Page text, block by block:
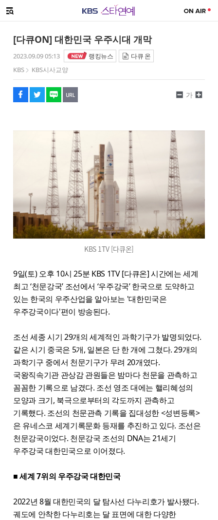
메뉴 열기
[다큐ON] 대한민국 우주시대 개막
2023.09.09 05:13 랭킹뉴스
다큐 온
KBS
KBS시사교양
페이스북
트위터
네이버
URL복사
글씨 작게보기
가
글씨 크게보기
KBS 1TV [다큐온]
9일(토) 오후 10시 25분 KBS 1TV [다큐온] 시간에는 세계
최고 ‘천문강국’ 조선에서 ‘우주강국’ 한국으로 도약하고
있는 한국의 우주산업을 알아보는 '대한민국은
우주강국이다'편이 방송된다.
조선 세종 시기 29개의 세계적인 과학기구가 발명되었다.
같은 시기 중국은 5개, 일본은 단 한 개에 그쳤다. 29개의
과학기구 중에서 천문기구가 무려 20개였다.
국왕직속기관 관상감 관원들은 밤마다 천문을 관측하고
꼼꼼한 기록으로 남겼다. 조선 영조 대에는 핼리혜성의
모양과 크기, 북극으로부터의 각도까지 관측하고
기록했다. 조선의 천문관측 기록을 집대성한 <성변등록>
은 유네스코 세계기록문화 등재를 추진하고 있다. 조선은
천문강국이었다. 천문강국 조선의 DNA는 21세기
우주강국 대한민국으로 이어졌다.
■ 세계 7위의 우주강국 대한민국
2022년 8월 대한민국의 달 탐사선 다누리호가 발사됐다.
궤도에 안착한 다누리호는 달 표면에 대한 다양한